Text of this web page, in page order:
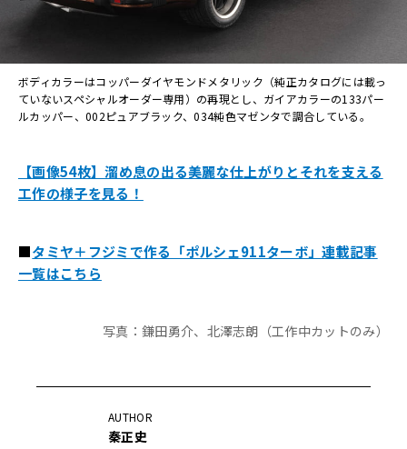
ボディカラーはコッパーダイヤモンドメタリック（純正カタログには載っ
ていないスペシャルオーダー専用）の再現とし、ガイアカラーの133パー
ルカッパー、002ピュアブラック、034純色マゼンタで調合している。
【画像54枚】溜め息の出る美麗な仕上がりとそれを支える
工作の様子を見る！
■タミヤ＋フジミで作る「ポルシェ911ターボ」連載記事
一覧はこちら
写真：鎌田勇介、北澤志朗（工作中カットのみ）
AUTHOR
秦正史